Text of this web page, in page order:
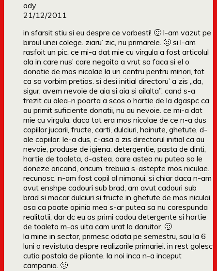
ady
21/12/2011
in sfarsit stiu si eu despre ce vorbesti! 🙂 l-am vazut pe
biroul unei colege. ziaru’ zic, nu primarele. 🙂 si l-am
rasfoit un pic. ce mi-a dat mie cu virgula a fost articolul
ala in care nus’ care negoita a vrut sa faca si el o
donatie de mos nicolae la un centru pentru minori, tot
ca sa vorbim pretios. si desi initial directoru’ a zis „da,
sigur, avem nevoie de aia si aia si ailalta”, cand s-a
trezit cu alea-n poarta a scos o hartie de la dgaspc ca
au primit suficiente donatii, nu au nevoie. ce mi-a dat
mie cu virgula: daca tot era mos nicolae de ce n-a dus
copiilor jucarii, fructe, carti, dulciuri, hainute, ghetute, d-
ale copiilor. le-a dus, c-asa a zis directorul initial ca au
nevoie, produse de igiena: detergentie, pasta de dinti,
hartie de toaleta, d-astea. oare astea nu putea sa le
doneze oricand, oricum, trebuia s-astepte mos niculae.
recunosc, n-am fost copil al nimanui, si chiar daca n-am
avut enshpe cadouri sub brad, am avut cadouri sub
brad si macar dulciuri si fructe in ghetute de mos niculai,
asa ca poate opinia mea s-ar putea sa nu corespunda
realitatii, dar dc eu as primi cadou detergente si hartie
de toaleta m-as uita cam urat la daruitor. 🙂
la mine in sector, primesc odata pe semestru, sau la 6
luni o revistuta despre realizarile primariei. in rest golesc
cutia postala de pliante. la noi inca n-a inceput
campania. 🙂